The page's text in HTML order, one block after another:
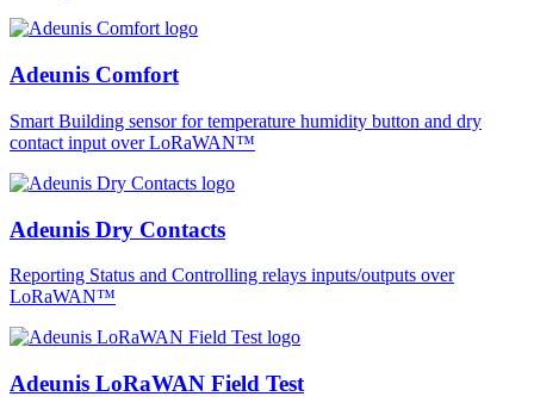
Adeunis Comfort
Smart Building sensor for temperature humidity button and dry
contact input over LoRaWAN™
Adeunis Dry Contacts
Reporting Status and Controlling relays inputs/outputs over
LoRaWAN™
Adeunis LoRaWAN Field Test